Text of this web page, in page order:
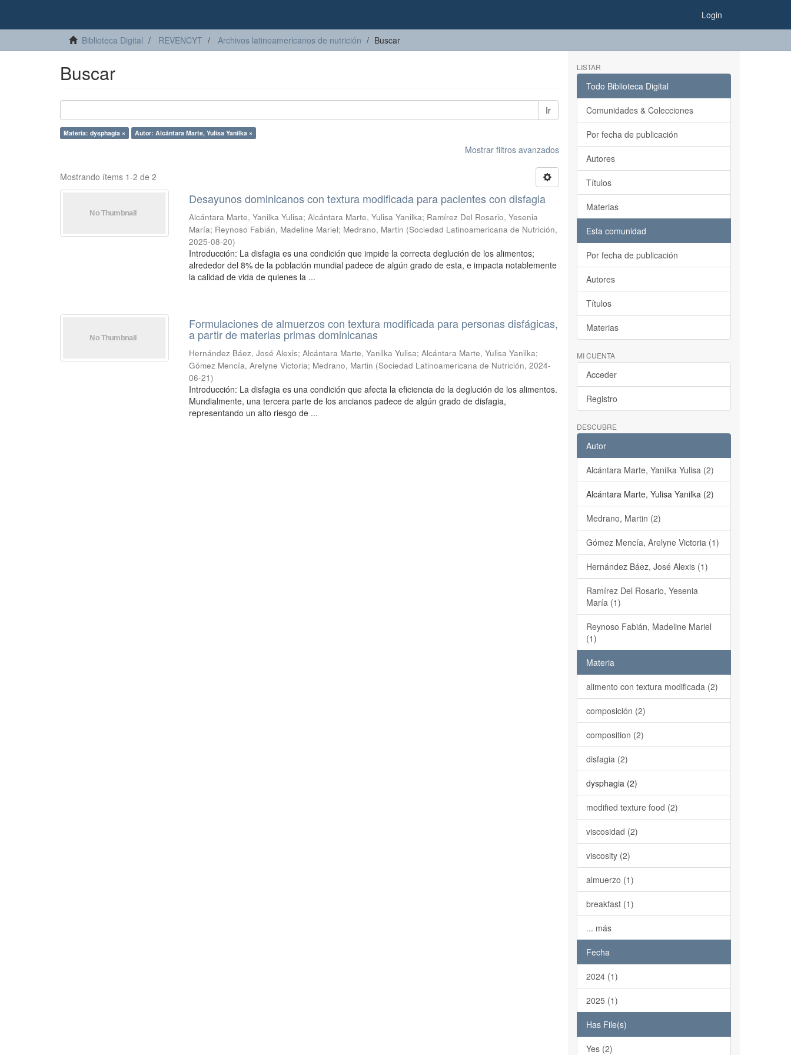
Login
Biblioteca Digital REVENCYT Archivos latinoamericanos de nutrición Buscar
Buscar
Ir
Materia: dysphagia × Autor: Alcántara Marte, Yulisa Yanilka ×
Mostrar filtros avanzados
Mostrando ítems 1-2 de 2
Desayunos dominicanos con textura modificada para pacientes con disfagia
Alcántara Marte, Yanilka Yulisa;Alcántara Marte, Yulisa Yanilka; Ramírez Del Rosario, Yesenia
María; Reynoso Fabián, Madeline Mariel; Medrano, Martin (Sociedad Latinoamericana de Nutrición,
2025-08-20)
Introducción: La disfagia es una condición que impide la correcta deglución de los alimentos;
alrededor del 8% de la población mundial padece de algún grado de esta, e impacta notablemente
la calidad de vida de quienes la ...
Formulaciones de almuerzos con textura modificada para personas disfágicas,
a partir de materias primas dominicanas
Hernández Báez, José Alexis;Alcántara Marte, Yanilka Yulisa;Alcántara Marte, Yulisa Yanilka;
Gómez Mencía, Arelyne Victoria; Medrano, Martin (Sociedad Latinoamericana de Nutrición,2024-
06-21)
Introducción: La disfagia es una condición que afecta la eficiencia de la deglución de los alimentos.
Mundialmente, una tercera parte de los ancianos padece de algún grado de disfagia,
representando un alto riesgo de ...
LISTAR
Todo Biblioteca Digital
Comunidades & Colecciones
Por fecha de publicación
Autores
Títulos
Materias
Esta comunidad
Por fecha de publicación
Autores
Títulos
Materias
MI CUENTA
Acceder
Registro
DESCUBRE
Autor
Alcántara Marte, Yanilka Yulisa (2)
Alcántara Marte, Yulisa Yanilka (2)
Medrano, Martin (2)
Gómez Mencía, Arelyne Victoria (1)
Hernández Báez, José Alexis (1)
Ramírez Del Rosario, Yesenia
María (1)
Reynoso Fabián, Madeline Mariel
(1)
Materia
alimento con textura modificada (2)
composición (2)
composition (2)
disfagia (2)
dysphagia (2)
modified texture food (2)
viscosidad (2)
viscosity (2)
almuerzo (1)
breakfast (1)
... más
Fecha
2024 (1)
2025 (1)
Has File(s)
Yes (2)